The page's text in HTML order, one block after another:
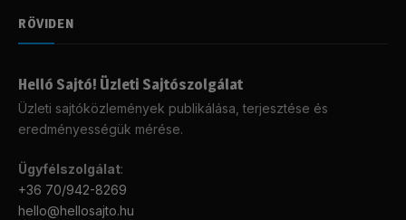
RÖVIDEN
Helló Sajtó! Üzleti Sajtószolgálat
Üzleti sajtóközlemények publikálása, terjesztése és
eredményességük mérése.
Ügyfélszolgálat:
+36 70/942-8269
hello@hellosajto.hu